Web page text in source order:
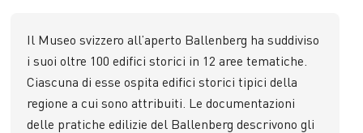
Il Museo svizzero all’aperto Ballenberg ha suddiviso
i suoi oltre 100 edifici storici in 12 aree tematiche.
Ciascuna di esse ospita edifici storici tipici della
regione a cui sono attribuiti. Le documentazioni
delle pratiche edilizie del Ballenberg descrivono gli